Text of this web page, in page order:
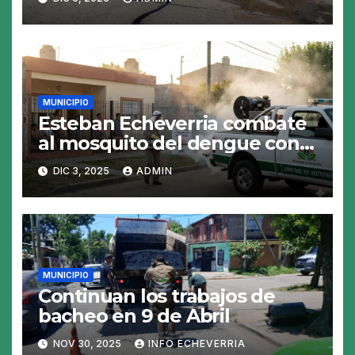
MUNICIPIO
Esteban Echeverria combate
al mosquito del dengue con
fumigacion
DIC 3, 2025 ADMIN
MUNICIPIO
Continuan los trabajos de
bacheo en 9 de Abril
NOV 30, 2025 INFO ECHEVERRIA